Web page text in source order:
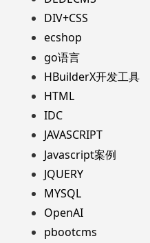
DIV+CSS
ecshop
go语言
HBuilderX开发工具
HTML
IDC
JAVASCRIPT
Javascript案例
JQUERY
MYSQL
OpenAI
pbootcms